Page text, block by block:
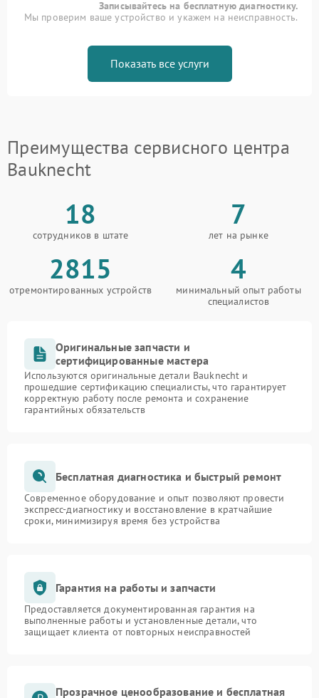
Записывайтесь на бесплатную диагностику.
Мы проверим ваше устройство и укажем на неисправность.
Показать все услуги
Преимущества сервисного центра
Bauknecht
18
сотрудников в штате
7
лет на рынке
2815
отремонтированных устройств
4
минимальный опыт работы
специалистов
Оригинальные запчасти и
сертифицированные мастера
Используются оригинальные детали Bauknecht и
прошедшие сертификацию специалисты, что гарантирует
корректную работу после ремонта и сохранение
гарантийных обязательств
Бесплатная диагностика и быстрый ремонт
Современное оборудование и опыт позволяют провести
экспресс-диагностику и восстановление в кратчайшие
сроки, минимизируя время без устройства
Гарантия на работы и запчасти
Предоставляется документированная гарантия на
выполненные работы и установленные детали, что
защищает клиента от повторных неисправностей
Прозрачное ценообразование и бесплатная